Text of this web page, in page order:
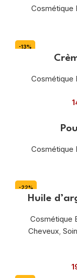
Cosmétique
-13%
Cosmétique
Cosmétique
-22%
Huile
Cosmétique
Cheveux,